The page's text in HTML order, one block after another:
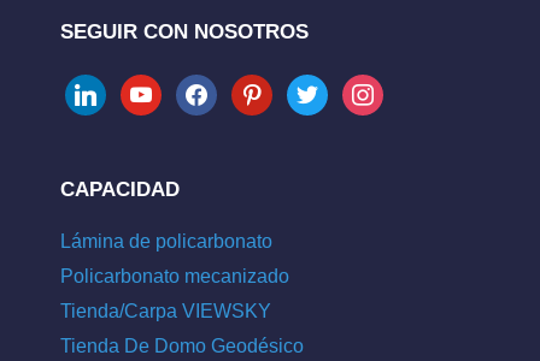
SEGUIR CON NOSOTROS
linkedinyoutubefacebookpinteresttwitter instagram
CAPACIDAD
Lámina de policarbonato
Policarbonato mecanizado
Tienda/Carpa VIEWSKY
Tienda De Domo Geodésico